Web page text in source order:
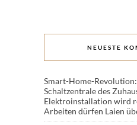
NEUESTE
Smart-Home-
Schaltzentrale des
Elektroinstallation wird
Arbeiten dürfen Laien